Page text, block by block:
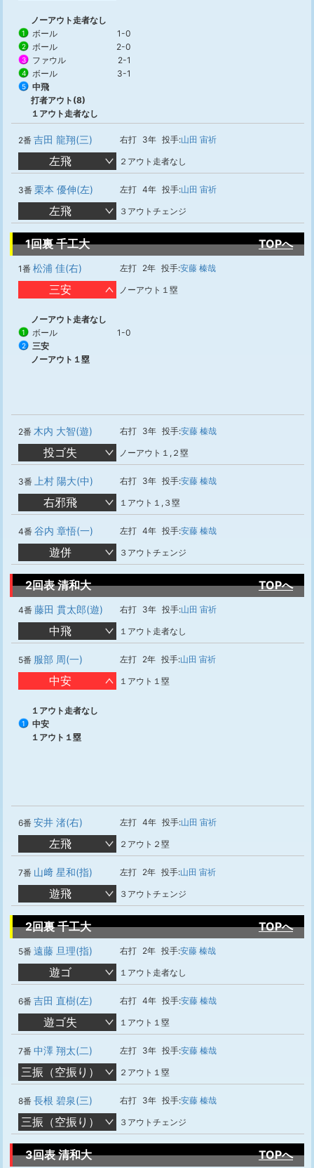
ノーアウト走者なし
1 ボール 1-0
2 ボール 2-0
3 ファウル 2-1
4 ボール 3-1
5
中飛
打者アウト(8)
１アウト走者なし
2番 吉田 龍翔(三) 右打 3年 投手:山田 宙祈
左飛 ２アウト走者なし
3番 栗本 優伸(左) 左打 4年 投手:山田 宙祈
左飛 ３アウトチェンジ
1回裏 千工大 TOPへ
1番 松浦 佳(右) 左打 2年 投手:安藤 榛哉
三安 ノーアウト１塁
ノーアウト走者なし
1 ボール 1-0
2
三安
ノーアウト１塁
2番 木内 大智(遊) 右打 3年 投手:安藤 榛哉
投ゴ失 ノーアウト１,２塁
3番 上村 陽大(中) 右打 3年 投手:安藤 榛哉
右邪飛 １アウト１,３塁
4番 谷内 章悟(一) 左打 4年 投手:安藤 榛哉
遊併 ３アウトチェンジ
2回表 清和大 TOPへ
4番 藤田 貫太郎(遊) 右打 3年 投手:山田 宙祈
中飛 １アウト走者なし
5番 服部 周(一) 左打 2年 投手:山田 宙祈
中安 １アウト１塁
１アウト走者なし
1
中安
１アウト１塁
6番 安井 渚(右) 左打 4年 投手:山田 宙祈
左飛 ２アウト２塁
7番 山﨑 星和(指) 左打 2年 投手:山田 宙祈
遊飛 ３アウトチェンジ
2回裏 千工大 TOPへ
5番 遠藤 旦理(指) 右打 2年 投手:安藤 榛哉
遊ゴ １アウト走者なし
6番 吉田 直樹(左) 右打 4年 投手:安藤 榛哉
遊ゴ失 １アウト１塁
7番 中澤 翔太(二) 左打 3年 投手:安藤 榛哉
三振（空振り） ２アウト１塁
8番 長根 碧泉(三) 右打 3年 投手:安藤 榛哉
三振（空振り） ３アウトチェンジ
3回表 清和大 TOPへ